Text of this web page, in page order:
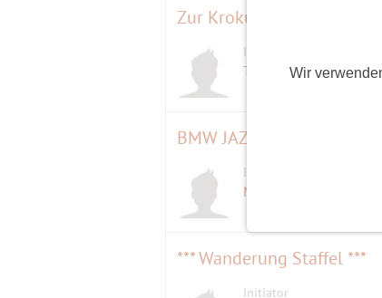
Wir
Zur Krokusblüte auf den
Initiator
Tatzel (71)
BMW JAZZ AWARD –
Initiator
MÜNCHEN-OST
*** Wanderung Staffel ***
Initiator